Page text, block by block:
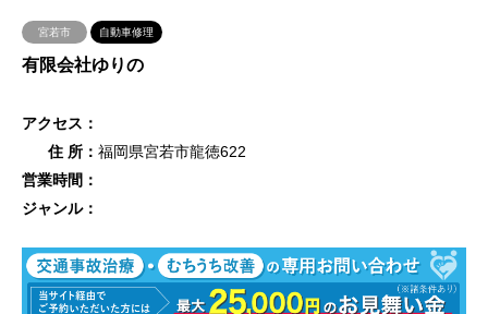
宮若市 自動車修理
有限会社ゆりの
アクセス：
住 所： 福岡県宮若市龍徳622
営業時間：
ジャンル：